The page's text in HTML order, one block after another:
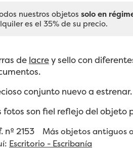
nuestros objetos solo en
es el 35% de su precio.
de lacrey sello con
conjunto nuevo a estrenar.
fotos son fiel reflejo del objeto
nº 2153 Más objetos antiguos
Escritorio - Escribanía